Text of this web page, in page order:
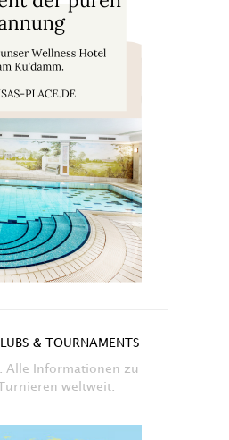
& TOURNAMENTS
Alle Informationen zu
weltweit.